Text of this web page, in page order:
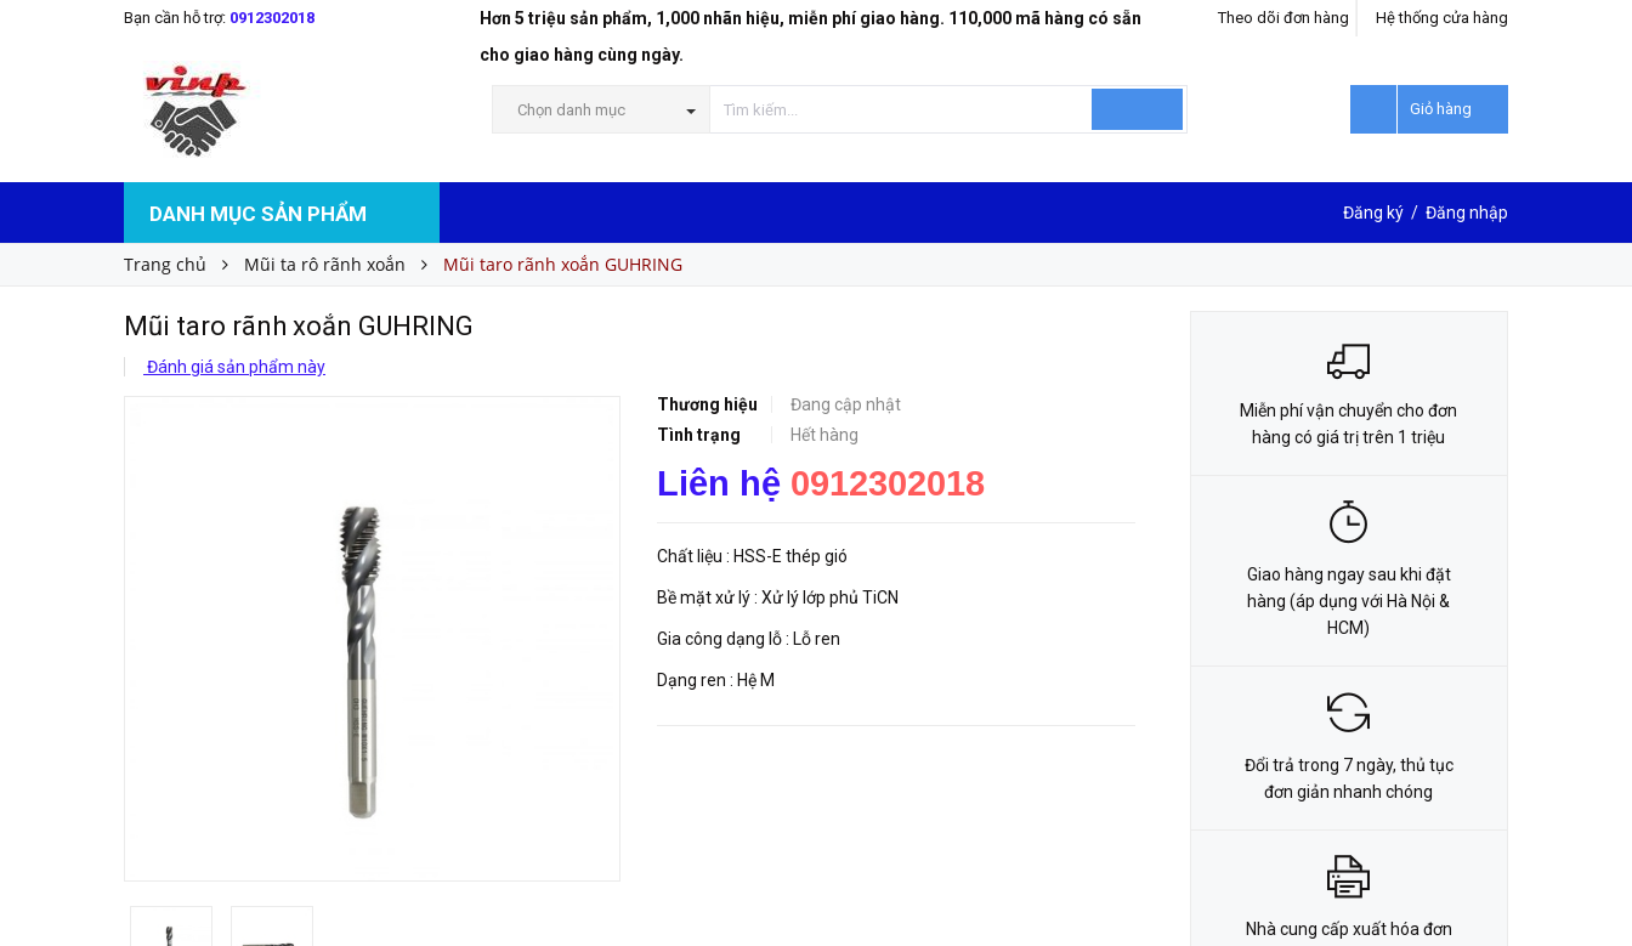
Bạn cần hỗ trợ: 0912302018
Hơn 5 triệu sản phẩm, 1,000 nhãn hiệu, miễn phí giao hàng. 110,000 mã hàng có sẵn
cho giao hàng cùng ngày.
Hệ thống cửa hàng
Theo dõi đơn hàng
Chọn danh mục Giỏ hàng
DANH MỤC SẢN PHẨM Đăng ký / Đăng nhập
Trang chủ Mũi ta rô rãnh xoắn Mũi taro rãnh xoắn GUHRING
Mũi taro rãnh xoắn GUHRING
Đánh giá sản phẩm này
Thương hiệu
Đang cập nhật
Tình trạng
Hết hàng
Liên hệ 0912302018
Chất liệu : HSS-E thép gió
Bề mặt xử lý : Xử lý lớp phủ TiCN
Gia công dạng lỗ : Lỗ ren
Dạng ren : Hệ M
Mũi taro rãnh xoắn GUHRING LIÊN HỆ ĐẶT HÀNG
Miễn phí vận chuyển cho đơn
hàng có giá trị trên 1 triệu
Giao hàng ngay sau khi đặt
hàng (áp dụng với Hà Nội &
HCM)
Đổi trả trong 7 ngày, thủ tục
đơn giản nhanh chóng
Nhà cung cấp xuất hóa đơn